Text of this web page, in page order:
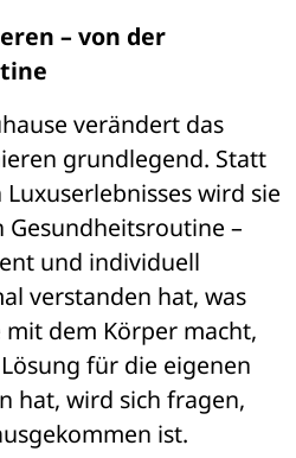
– von der
verändert das
grundlegend. Statt
wird sie
Gesundheitsroutine
und individuell
verstanden hat, was
mit dem Körper macht,
ösung für die eigenen
hat, wird sich fragen,
ist.